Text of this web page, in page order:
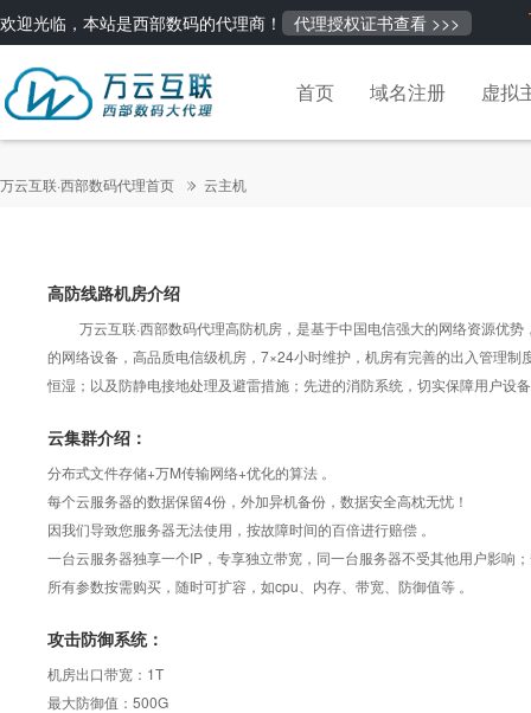
欢迎光临，本站是西部数码的代理商！ 代理授权证书查看 >>>
首页 域名注册 虚拟
万云互联·西部数码代理首页 云主机
高防线路机房介绍
万云互联·西部数码代理高防机房，是基于中国电信强大的网络资源优势
的网络设备，高品质电信级机房，7×24小时维护，机房有完善的出入管理
恒湿；以及防静电接地处理及避雷措施；先进的消防系统，切实保障用户设
云集群介绍：
分布式文件存储+万M传输网络+优化的算法 。
每个云服务器的数据保留4份，外加异机备份，数据安全高枕无忧！
因我们导致您服务器无法使用，按故障时间的百倍进行赔偿 。
一台云服务器独享一个IP，专享独立带宽，同一台服务器不受其他用户影响
所有参数按需购买，随时可扩容，如cpu、内存、带宽、防御值等 。
攻击防御系统：
机房出口带宽：1T
最大防御值：500G